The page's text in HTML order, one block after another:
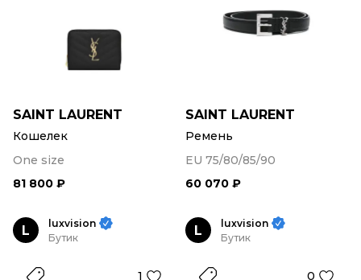
SAINT LAURENT
Кошелек
One size
81 800 ₽
SAINT LAURENT
Ремень
EU 75/80/85/90
60 070 ₽
L
luxvision
Бутик
1
L
luxvision
Бутик
0